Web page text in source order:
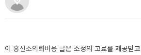
이 흥신소의뢰비용 글은 소정의 고료를 제공받